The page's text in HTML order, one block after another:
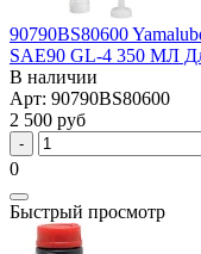
90790BS80600
SAE90 GL-4 350 МЛ
В наличии
Арт: 90790BS80600
2 500 руб
0
Быстрый просмотр